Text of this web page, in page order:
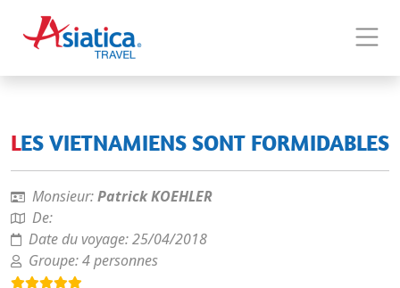
LES VIETNAMIENS SONT FORMIDABLES
Monsieur:Patrick KOEHLER
De:
Date du voyage:25/04/2018
Groupe:4 personnes